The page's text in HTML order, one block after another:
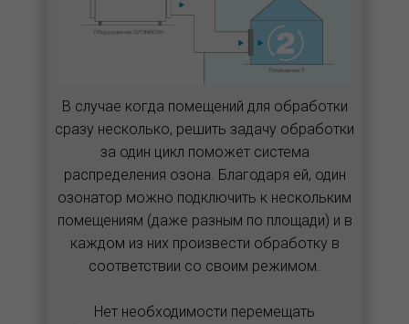
В случае когда помещений для обработки
сразу несколько, решить задачу обработки
за один цикл поможет система
распределения озона. Благодаря ей, один
озонатор можно подключить к нескольким
помещениям (даже разным по площади) и в
каждом из них произвести обработку в
соответствии со своим режимом.
Нет необходимости перемещать